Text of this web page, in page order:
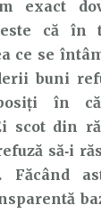
exact
că în
ce se
buni
în
scot din
să‑i
Făcând